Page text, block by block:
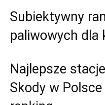
Subiektywny
paliwowych dla
Najlepsze
Skody w